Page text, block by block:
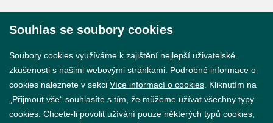
Souhlas se soubory cookies
Soubory cookies využíváme k zajištění nejlepší uživatelské
zkušenosti s našimi webovými stránkami. Podrobné informace o
cookies naleznete v sekci Více informací o cookies . Kliknutím na
„Přijmout vše“ souhlasíte s tím, že můžeme užívat všechny typy
cookies. Chcete-li povolit užívání pouze některých typů cookies,